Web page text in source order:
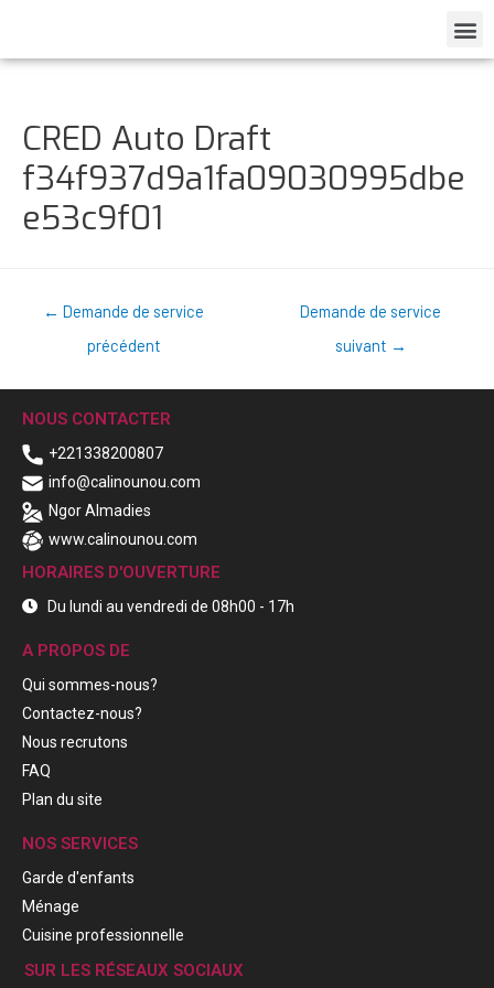
CRED Auto Draft
f34f937d9a1fa09030995dbe
e53c9f01
← Demande de service
précédent
Demande de service
suivant →
NOUS CONTACTER
+221338200807
info@calinounou.com
Ngor Almadies
www.calinounou.com
HORAIRES D'OUVERTURE
Du lundi au vendredi de 08h00 - 17h
A PROPOS DE
Qui sommes-nous?
Contactez-nous?
Nous recrutons
FAQ
Plan du site
NOS SERVICES
Garde d'enfants
Ménage
Cuisine professionnelle
SUR LES RÉSEAUX SOCIAUX